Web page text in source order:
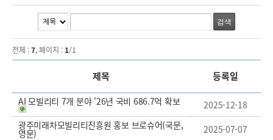
전체 :7, 페이지 : 1/1
제목 등록일
AI 모빌리티 7개 분야 '26년 국비 686.7억 확보
2025-12-18
광주미래차모빌리티진흥원 홍보 브로슈어(국문,
영문)
2025-07-07